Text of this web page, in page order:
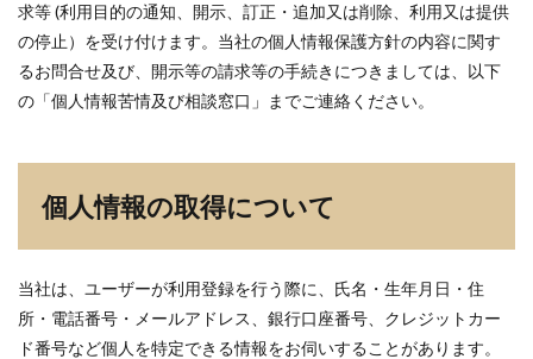
求等 (利用目的の通知、開示、訂正・追加又は削除、利用又は提供
の停止）を受け付けます。当社の個人情報保護方針の内容に関す
るお問合せ及び、開示等の請求等の手続きにつきましては、以下
の「個人情報苦情及び相談窓口」までご連絡ください。
個人情報の取得について
当社は、ユーザーが利用登録を行う際に、氏名・生年月日・住
所・電話番号・メールアドレス、銀行口座番号、クレジットカー
ド番号など個人を特定できる情報をお伺いすることがあります。